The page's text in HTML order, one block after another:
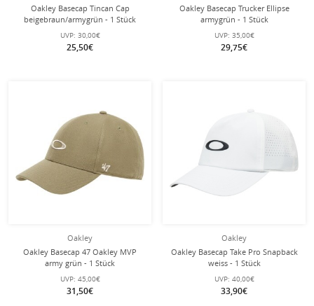
Oakley Basecap Tincan Cap
beigebraun/armygrün - 1 Stück
UVP: 30,00€
25,50€
Oakley Basecap Trucker Ellipse
armygrün - 1 Stück
UVP: 35,00€
29,75€
Oakley
Oakley Basecap 47 Oakley MVP
army grün - 1 Stück
UVP: 45,00€
31,50€
Oakley
Oakley Basecap Take Pro Snapback
weiss - 1 Stück
UVP: 40,00€
33,90€